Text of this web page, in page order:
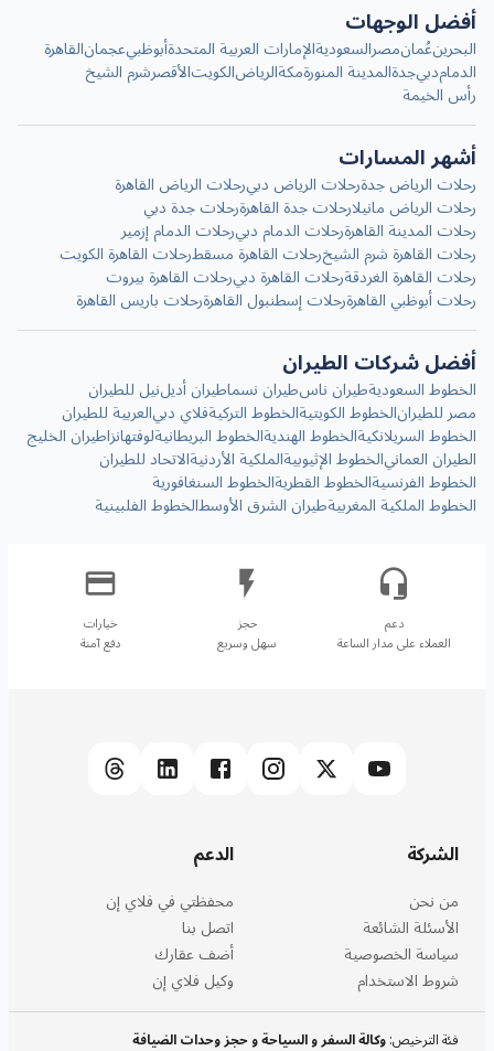
أفضل الوجهات
البحرينعُمانمصرالسعوديةالإمارات العربية المتحدةأبوظبيعجمانالقاهرة
الدمامدبيجدةالمدينة المنورةمكةالرياضالكويتالأقصرشرم الشيخ
رأس الخيمة
أشهر المسارات
رحلات الرياض جدةرحلات الرياض دبيرحلات الرياض القاهرة
رحلات الرياض مانيلارحلات جدة القاهرةرحلات جدة دبي
رحلات المدينة القاهرةرحلات الدمام دبيرحلات الدمام إزمير
رحلات القاهرة شرم الشيخرحلات القاهرة مسقطرحلات القاهرة الكويت
رحلات القاهرة الغردقةرحلات القاهرة دبيرحلات القاهرة بيروت
رحلات أبوظبي القاهرةرحلات إسطنبول القاهرةرحلات باريس القاهرة
أفضل شركات الطيران
الخطوط السعوديةطيران ناسطيران نسماطيران أديلنيل للطيران
مصر للطيرانالخطوط الكويتيةالخطوط التركيةفلاي دبيالعربية للطيران
الخطوط السريلانكيةالخطوط الهنديةالخطوط البريطانيةلوفتهانزاطيران الخليج
الطيران العمانيالخطوط الإثيوبيةالملكية الأردنيةالاتحاد للطيران
الخطوط الفرنسيةالخطوط القطريةالخطوط السنغافورية
الخطوط الملكية المغربيةطيران الشرق الأوسطالخطوط الفلبينية
العملاء على مدار الساعة
حجز
سهل وسريع دفع آمنة
الشركة
من نحن
الأسئلة الشائعة
سياسة الخصوصية
شروط الاستخدام
الدعم
محفظتي في فلاي إن
اتصل بنا
أضف عقارك
وكيل فلاي إن
فئة الترخيص:وكالة السفر و السياحة و حجز وحدات الضيافة